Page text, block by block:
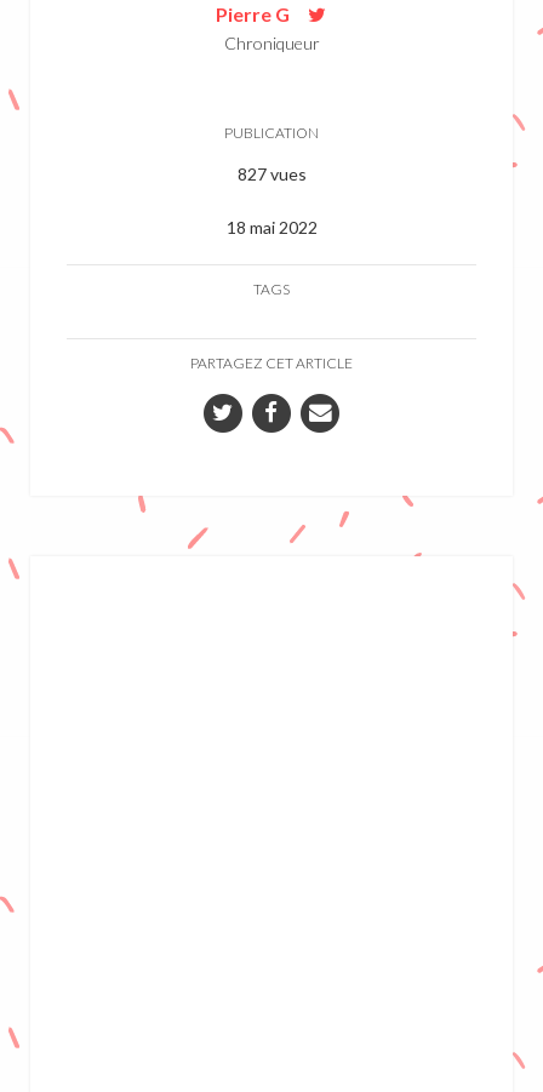
Pierre G
Chroniqueur
PUBLICATION
827 vues
18 mai 2022
TAGS
PARTAGEZ CET ARTICLE